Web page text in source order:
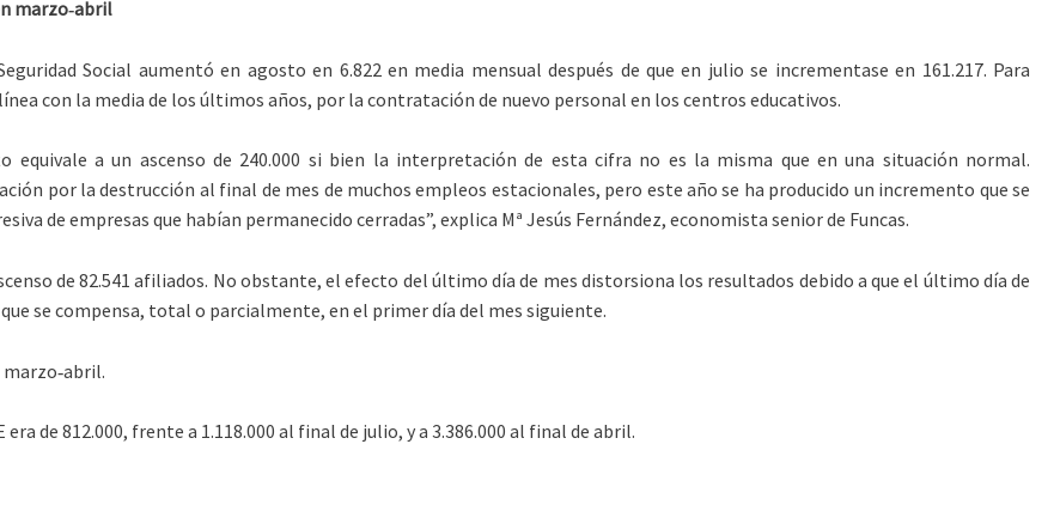
marzo‐abril
Social aumentó en agosto en 6.822 en media mensual después de que en julio se incrementase en 161.217. Para
con la media de los últimos años, por la contratación de nuevo personal en los centros educativos.
equivale a un ascenso de 240.000 si bien la interpretación de esta cifra no es la misma que en una situación normal.
por la destrucción al final de mes de muchos empleos estacionales, pero este año se ha producido un incremento que se
de empresas que habían permanecido cerradas”, explica Mª Jesús Fernández, economista senior de Funcas.
de 82.541 afiliados. No obstante, el efecto del último día de mes distorsiona los resultados debido a que el último día de
se compensa, total o parcialmente, en el primer día del mes siguiente.
de 812.000, frente a 1.118.000 al final de julio, y a 3.386.000 al final de abril.